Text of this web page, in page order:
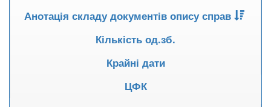
Анотація складу документів опису справ
Кількість од.зб.
Крайні дати
ЦФК